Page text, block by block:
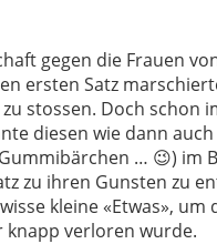
gegen die Frauen
ersten Satz
stossen. Doch schon
diesen wie dann auch
… 😉) im
zu ihren Gunsten zu
kleine «Etwas»,
knapp verloren wurde.